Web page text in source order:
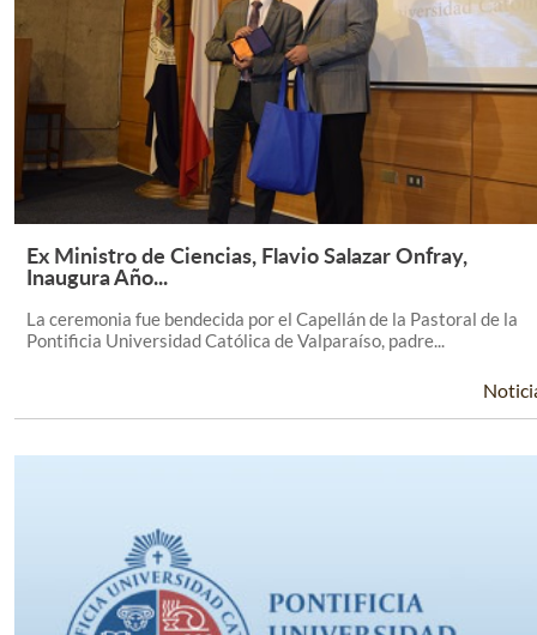
Leer Más +
Ex Ministro de Ciencias, Flavio Salazar Onfray,
Inaugura Año...
La ceremonia fue bendecida por el Capellán de la Pastoral de la
Pontificia Universidad Católica de Valparaíso, padre...